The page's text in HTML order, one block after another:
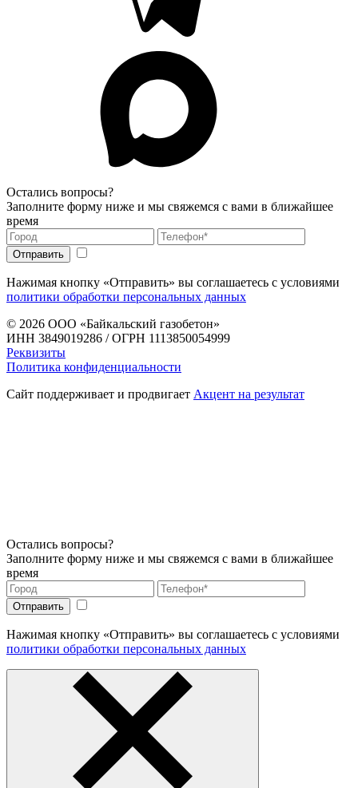
Остались вопросы?
Заполните форму ниже и мы свяжемся с вами в ближайшее
время
Нажимая кнопку «Отправить» вы соглашаетесь с условиями
политики обработки персональных данных
© 2026 ООО «Байкальский газобетон»
ИНН 3849019286 / ОГРН 1113850054999
Реквизиты
Политика конфиденциальности
Сайт поддерживает и продвигает Акцент на результат
Остались вопросы?
Заполните форму ниже и мы свяжемся с вами в ближайшее
время
Нажимая кнопку «Отправить» вы соглашаетесь с условиями
политики обработки персональных данных